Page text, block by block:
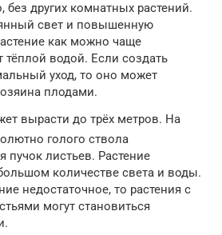
без других комнатных растений.
свет и повышенную
как можно чаще
водой. Если создать
уход, то оно может
плодами.
вырасти до трёх метров. На
голого ствола
пучок листьев. Растение
количестве света и воды.
недостаточное, то растения с
могут становиться